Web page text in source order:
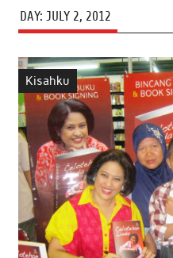
DAY: JULY 2, 2012
Kisahku